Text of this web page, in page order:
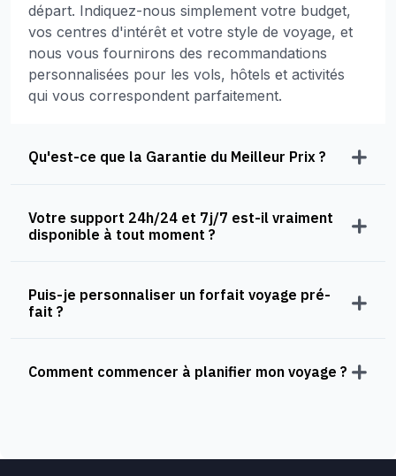
départ. Indiquez-nous simplement votre budget,
vos centres d'intérêt et votre style de voyage, et
nous vous fournirons des recommandations
personnalisées pour les vols, hôtels et activités
qui vous correspondent parfaitement.
Qu'est-ce que la Garantie du Meilleur Prix ?
Votre support 24h/24 et 7j/7 est-il vraiment
disponible à tout moment ?
Puis-je personnaliser un forfait voyage pré-
fait ?
Comment commencer à planifier mon voyage ?